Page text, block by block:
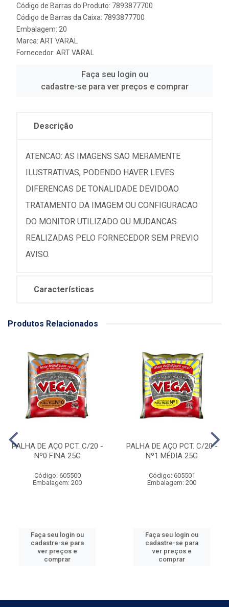
Código de Barras do Produto: 7893877700
Código de Barras da Caixa: 7893877700
Embalagem: 20
Marca: ART VARAL
Fornecedor: ART VARAL
Faça seu login ou
cadastre-se para ver preços e comprar
Descrição
ATENCAO: AS IMAGENS SAO MERAMENTE
ILUSTRATIVAS, PODENDO HAVER LEVES
DIFERENCAS DE TONALIDADE DEVIDOAO
TRATAMENTO DA IMAGEM OU CONFIGURACAO
DO MONITOR UTILIZADO OU MUDANCAS
REALIZADAS PELO FORNECEDOR SEM PREVIO
AVISO.
Características
Produtos Relacionados
PALHA DE AÇO PCT. C/20 -
Nº0 FINA 25G
Código: 605500
Embalagem: 200
Faça seu login ou
cadastre-se para
ver preços e
comprar
PALHA DE AÇO PCT. C/20 -
Nº1 MÉDIA 25G
Código: 605501
Embalagem: 200
Faça seu login ou
cadastre-se para
ver preços e
comprar